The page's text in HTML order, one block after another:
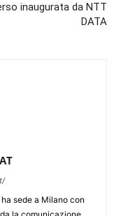
inaugurata da NTT
DATA
sede a Milano con